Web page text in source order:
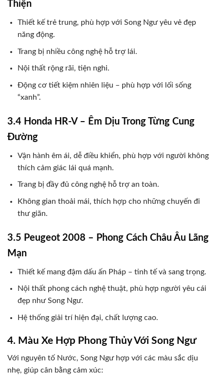
Thiện
Thiết kế trẻ trung, phù hợp với Song Ngư yêu vẻ đẹp
năng động.
Trang bị nhiều công nghệ hỗ trợ lái.
Nội thất rộng rãi, tiện nghi.
Động cơ tiết kiệm nhiên liệu – phù hợp với lối sống
“xanh”.
3.4 Honda HR-V – Êm Dịu Trong Từng Cung
Đường
Vận hành êm ái, dễ điều khiển, phù hợp với người không
thích cảm giác lái quá mạnh.
Trang bị đầy đủ công nghệ hỗ trợ an toàn.
Không gian thoải mái, thích hợp cho những chuyến đi
thư giãn.
3.5 Peugeot 2008 – Phong Cách Châu Âu Lãng
Mạn
Thiết kế mang đậm dấu ấn Pháp – tinh tế và sang trọng.
Nội thất phong cách nghệ thuật, phù hợp người yêu cái
đẹp như Song Ngư.
Hệ thống giải trí hiện đại, chất lượng cao.
4. Màu Xe Hợp Phong Thủy Với Song Ngư
Với nguyên tố Nước, Song Ngư hợp với các màu sắc dịu
nhẹ, giúp cân bằng cảm xúc: